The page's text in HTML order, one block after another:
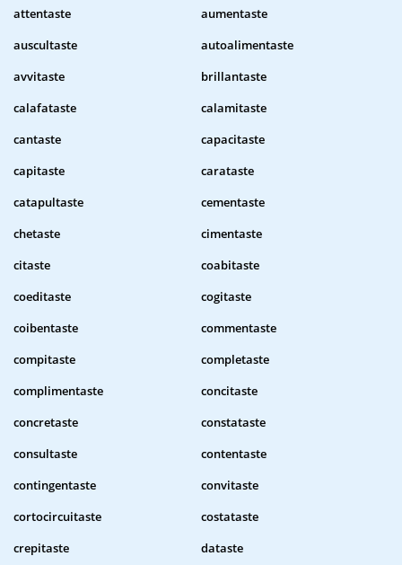
attentaste
aumentaste
auscultaste
autoalimentaste
avvitaste
brillantaste
calafataste
calamitaste
cantaste
capacitaste
capitaste
carataste
catapultaste
cementaste
chetaste
cimentaste
citaste
coabitaste
coeditaste
cogitaste
coibentaste
commentaste
compitaste
completaste
complimentaste
concitaste
concretaste
constataste
consultaste
contentaste
contingentaste
convitaste
cortocircuitaste
costataste
crepitaste
dataste